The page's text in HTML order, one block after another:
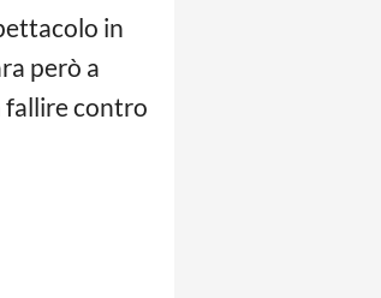
in
però a
fallire contro